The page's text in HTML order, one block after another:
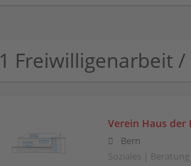
1 Freiwilligenarbeit
Verein Haus der
Bern
Soziales |